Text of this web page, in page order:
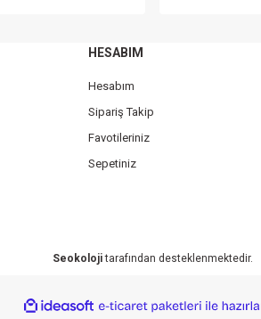
Gönder
HESABIM
Hesabım
Sipariş Takip
Favotileriniz
Sepetiniz
Seokoloji tarafından desteklenmektedir.
ideasoft
e-